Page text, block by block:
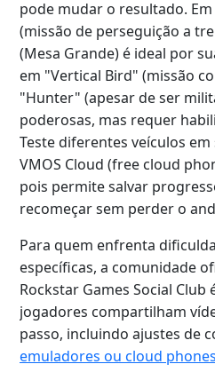
pode mudar o resultado.
(missão de perseguição a
(Mesa Grande) é ideal por
em "Vertical Bird" (missão
"Hunter" (apesar de ser
poderosas, mas requer
Teste diferentes veículos
VMOS Cloud (free cloud
pois permite salvar
recomeçar sem perder o
Para quem enfrenta
específicas, a comunidade
Rockstar Games Social Club
jogadores compartilham
passo, incluindo ajustes de
emuladores ou cloud phones